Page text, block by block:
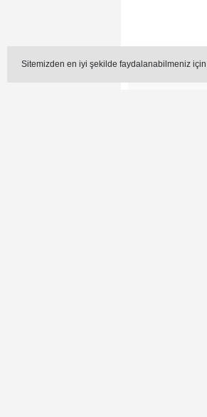
Sitemizden en iyi şekilde faydalanabilmeniz için